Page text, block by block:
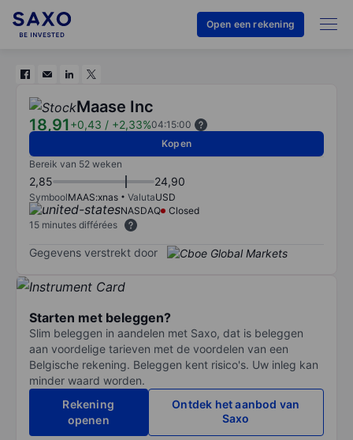
Open een rekening
Maase Inc
18,91+0,43 / +2,33%04:15:00
Kopen
Bereik van 52 weken
2,85 24,90
SymboolMAAS:xnas ValutaUSD
NASDAQ
Closed
15 minutes différées
Gegevens verstrekt door
Starten met beleggen?
Slim beleggen in aandelen met Saxo, dat is beleggen
aan voordelige tarieven met de voordelen van een
Belgische rekening. Beleggen kent risico's. Uw inleg kan
minder waard worden.
Rekening
openen
Ontdek het aanbod van
Saxo